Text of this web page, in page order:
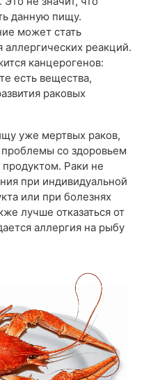
данную пищу.
может стать
реакций.
канцерогенов:
есть вещества,
раковых
уже мертвых раков,
проблемы со здоровьем
Раки не
при индивидуальной
или при болезнях
лучше отказаться от
аллергия на рыбу